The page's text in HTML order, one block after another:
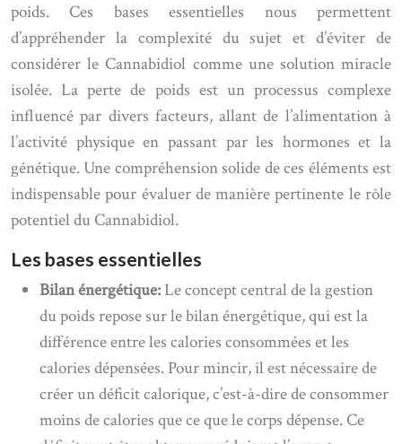
poids. Ces bases essentielles nous permettent
d’appréhender la complexité du sujet et d’éviter de
considérer le Cannabidiol comme une solution miracle
isolée. La perte de poids est un processus complexe
influencé par divers facteurs, allant de l’alimentation à
l’activité physique en passant par les hormones et la
génétique. Une compréhension solide de ces éléments est
indispensable pour évaluer de manière pertinente le rôle
potentiel du Cannabidiol.
Les bases essentielles
Bilan énergétique: Le concept central de la gestion
du poids repose sur le bilan énergétique, qui est la
différence entre les calories consommées et les
calories dépensées. Pour mincir, il est nécessaire de
créer un déficit calorique, c’est-à-dire de consommer
moins de calories que ce que le corps dépense. Ce